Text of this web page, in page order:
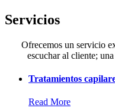
Servicios
Ofrecemos un servicio
escuchar al cliente;
Tratamientos
Read More